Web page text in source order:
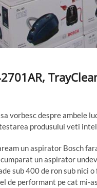
vorbesc despre ambele
produsului veti
un aspirator Bosch
un aspirator
sub 400 de ron sub
de performant pe cat